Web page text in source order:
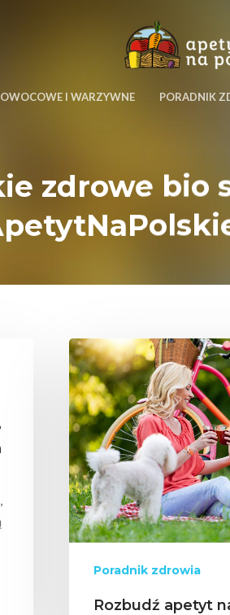
I WARZYWNE PORADNIK
zdrowe bio
Poradnik zdrowia
Rozbudź apetyt